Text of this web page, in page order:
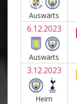
Auswärts
6.12.2023
Auswärts
3.12.2023
Heim